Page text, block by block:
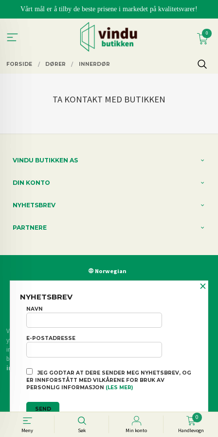
Meny Søk Min konto Handlevogn
0
Vårt mål er å tilby de beste prisene i markedet på kvalitetsvarer!
0
FORSIDE DØRER INNERDØR
TA KONTAKT MED BUTIKKEN
VINDU BUTIKKEN AS
DIN KONTO
NYHETSBREV
PARTNERE
Norwegian
Vår nettbutikk bruker cookies slik at du får en bedre kjøpsopplevelse og vi kan
yte deg bedre service. Vi bruker cookies hovedsaklig til å lagre
innloggingsdetaljer og huske hva du har puttet i handlekurven din. Fortsett å
bruke siden som normalt om du godtar dette.Les mereller
innstillinger for cookies.
Powered by24Nettbutikk
×
NYHETSBREV
NAVN
E-POSTADRESSE
JEG GODTAR AT DERE SENDER MEG NYHETSBREV, OG
ER INNFORSTÅTT MED VILKÅRENE FOR BRUK AV
PERSONLIG INFORMASJON (LES MER)